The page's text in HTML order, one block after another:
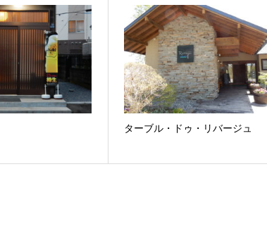
ターブル・ドゥ・リバージュ